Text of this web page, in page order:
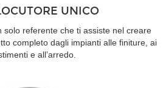
UNICO
solo referente che ti assiste nel creare
completo dagli impianti alle finiture, ai
e all’arredo.